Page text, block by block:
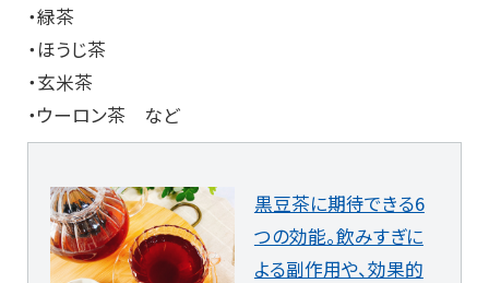
・緑茶
・ほうじ茶
・玄米茶
・ウーロン茶 など
黒豆茶に期待できる6
つの効能。飲みすぎに
よる副作用や、効果的